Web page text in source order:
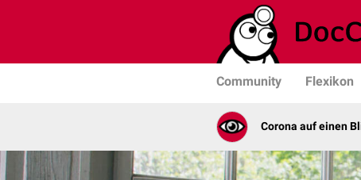
Community Flexikon
Corona auf einen